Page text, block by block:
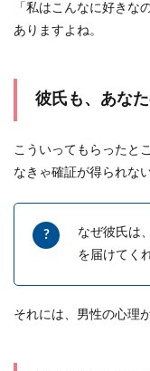
「私はこんなに好きな
ありますよね。
彼氏も、あな
こういってもらったと
なきゃ確証が得られな
なぜ彼氏は
を届けてく
それには、男性の心理